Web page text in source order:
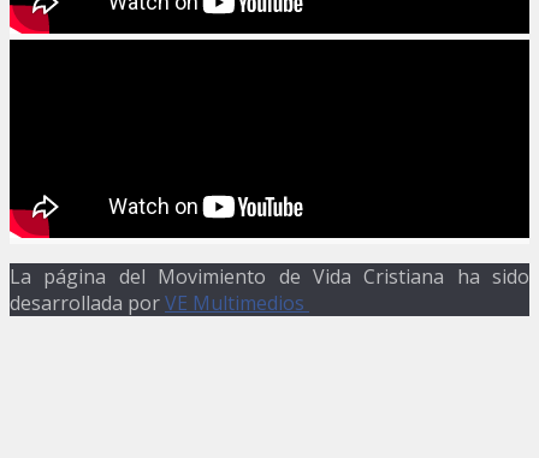
La página del Movimiento de Vida Cristiana ha sido
desarrollada porVE Multimedios